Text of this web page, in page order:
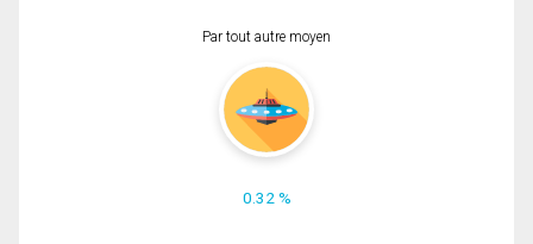
Par tout autre moyen
0.32 %